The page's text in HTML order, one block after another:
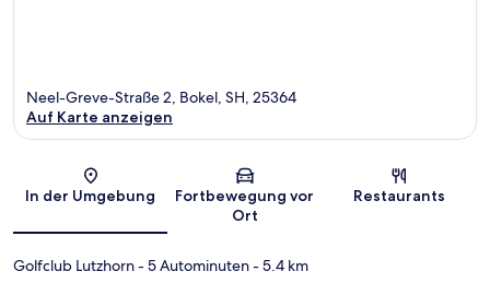
Karte
Neel-Greve-Straße 2, Bokel, SH, 25364
Auf Karte anzeigen
In der Umgebung
Fortbewegung vor
Ort
Restaurants
Golfclub Lutzhorn- 5 Autominuten- 5.4 km